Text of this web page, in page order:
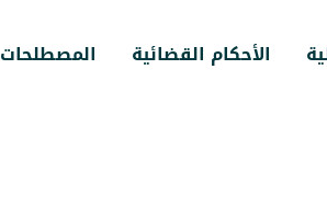
الأحكام القضائية المصطلحات